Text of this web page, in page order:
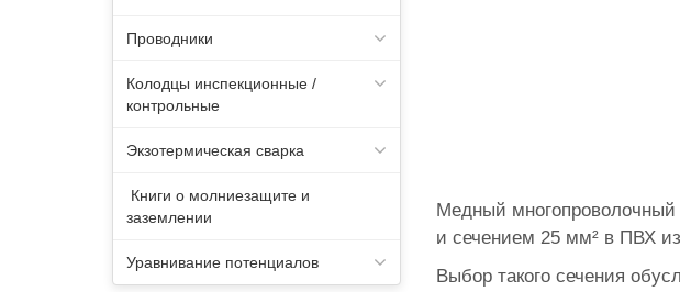
Проводники
Колодцы инспекционные /
контрольные
Экзотермическая сварка
Книги о молниезащите и
заземлении
Уравнивание потенциалов
Медный многопроволочный
и сечением 25 мм² в ПВХ
Выбор такого сечения